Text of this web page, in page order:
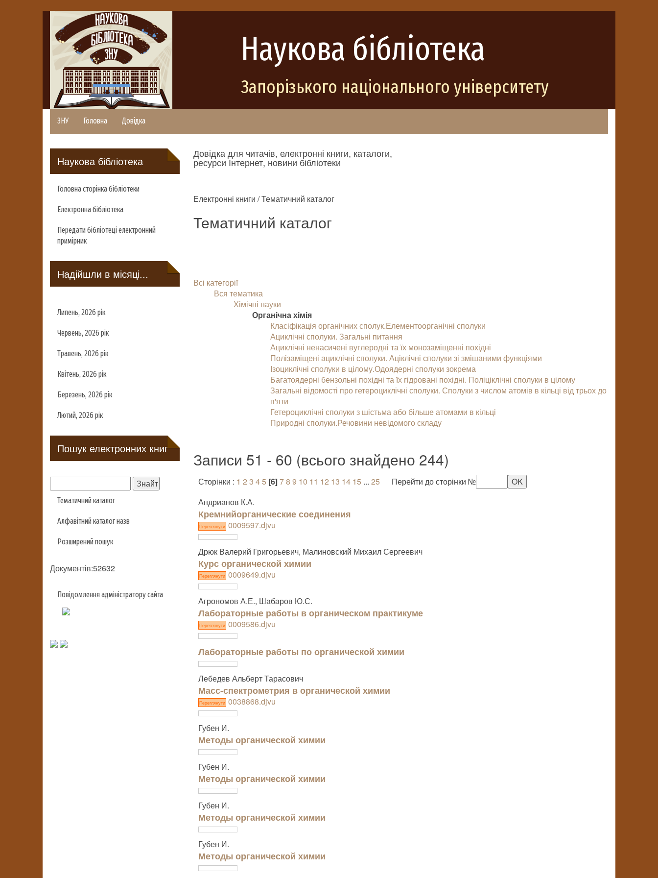
Наукова бібліотека
Запорізького національного університету
ЗНУ Головна Довідка
Наукова бібліотека
Головна сторінка бібліотеки
Електронна бібліотека
Передати бібліотеці електронний
примірник
Надійшли в місяці...
Липень, 2026 рік
Червень, 2026 рік
Травень, 2026 рік
Квітень, 2026 рік
Березень, 2026 рік
Лютий, 2026 рік
Пошук електронних книг
Тематичний каталог
Алфавітний каталог назв
Розширений пошук
Документів:52632
Повідомлення адміністратору сайта
Довідка для читачів, електронні книги, каталоги,
ресурси Інтернет, новини бібліотеки
Електронні книги / Тематичний каталог
Тематичний каталог
Всі категорії
Вся тематика
Хімічні науки
Органічна хімія
Класіфікація органічних сполук.Елементоорганічні сполуки
Ациклічні сполуки. Загальні питання
Ациклічні ненасичені вуглеродні та їх монозаміщенні похідні
Полізаміщені ациклічні сполуки. Аціклічні сполуки зі змішаними функціями
Ізоциклічні сполуки в цілому.Одоядерні сполуки зокрема
Багатоядерні бензольні похідні та їх гідровані похідні. Поліціклічні сполуки в цілому
Загальні відомості про гетероциклічні сполуки. Сполуки з числом атомів в кільці від трьох до
п'яти
Гетероциклічні сполуки з шістьма або більше атомами в кільці
Природні сполуки.Речовини невідомого складу
Записи 51 - 60 (всього знайдено 244)
Сторінки : 1 2 3 45 [6]78 9 10 11 12 13 14 15 ... 25
Перейти до сторінки №
Андрианов К.А.
Кремнийорганические соединения
Переглянути0009597.djvu
Дрюк Валерий Григорьевич, Малиновский Михаил Сергеевич
Курс органической химии
Переглянути0009649.djvu
Агрономов А.Е., Шабаров Ю.С.
Лабораторные работы в органическом практикуме
Переглянути0009586.djvu
Лабораторные работы по органической химии
Лебедев Альберт Тарасович
Масс-спектрометрия в органической химии
Переглянути0038868.djvu
Губен И.
Методы органической химии
Губен И.
Методы органической химии
Губен И.
Методы органической химии
Губен И.
Методы органической химии